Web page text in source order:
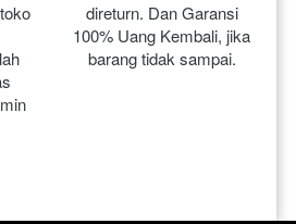
direturn. Dan Garansi
100% Uang Kembali, jika
barang tidak sampai.